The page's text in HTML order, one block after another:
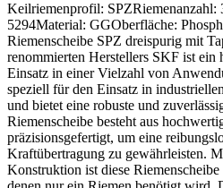
Keilriemenprofil: SPZRiemenanzahl:
5294Material: GGOberfläche:
Riemenscheibe SPZ dreispurig mit
renommierten Herstellers SKF ist ein
Einsatz in einer Vielzahl von
speziell für den Einsatz in
und bietet eine robuste und
Riemenscheibe besteht aus
präzisionsgefertigt, um eine
Kraftübertragung zu gewährleisten.
Konstruktion ist diese